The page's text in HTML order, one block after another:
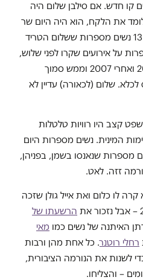
קו חדש. אם סילבן שלום היה
את הלקח, הוא היה היום שר
הפנים ולא שר הפנים לשעבר. 13 נשים מספרות ששלום הטריד
על אירועים שקרו לפני שלוש,
ארבע או שש שנים, אחרי 2006 ואחרי 2007 וממש סמוך
לכלא. שלום (לכאורה) עדיין לא
קצב היו רוויות טלטלות
המינית. נשים מספרות היום
מספרות שנאנסו בשמן, בפניהן,
זזה. לאט.
לו כלום ואת אייל גולן שזכה
הרשעתו של
האיתנה של נשים כמו מאי
רחלי רוטנר. כל אחת מהן ורבות
לשנות את הנורמה הציבורית,
– והצליחו.